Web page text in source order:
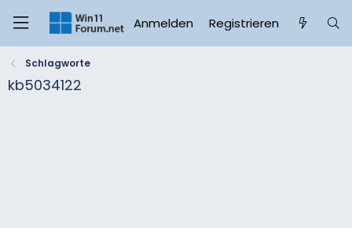
Anmelden Registrieren
Schlagworte
kb5034122